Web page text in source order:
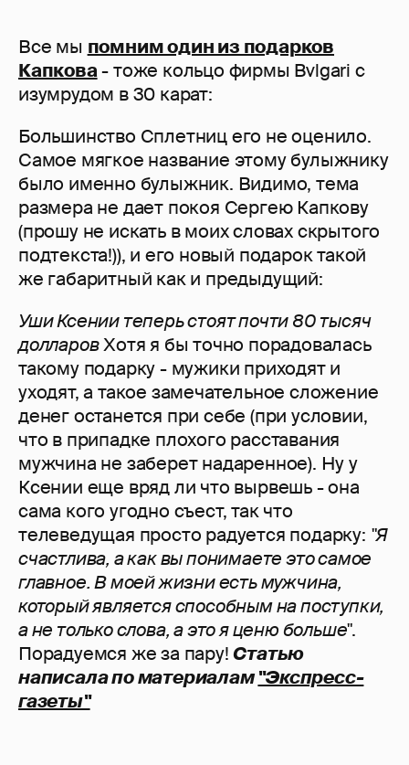
Все мы помним один из подарков
Капкова- тоже кольцо фирмы Bvlgari с
изумрудом в 30 карат:
Большинство Сплетниц его не оценило.
Самое мягкое название этому булыжнику
было именно булыжник. Видимо, тема
размера не дает покоя Сергею Капкову
(прошу не искать в моих словах скрытого
подтекста!)), и его новый подарок такой
же габаритный как и предыдущий:
Уши Ксении теперь стоят почти 80 тысяч
долларовХотя я бы точно порадовалась
такому подарку - мужики приходят и
уходят, а такое замечательное сложение
денег останется при себе (при условии,
что в припадке плохого расставания
мужчина не заберет надаренное). Ну у
Ксении еще вряд ли что вырвешь - она
сама кого угодно съест, так что
телеведущая просто радуется подарку: "Я
счастлива, а как вы понимаете это самое
главное. В моей жизни есть мужчина,
который является способным на поступки,
а не только слова, а это я ценю больше".
Порадуемся же за пару!Статью
написала по материалам"Экспресс-
газеты"